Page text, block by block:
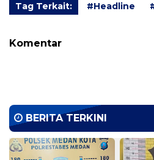
Tag Terkait: #Headline
Komentar
BERITA TERKINI